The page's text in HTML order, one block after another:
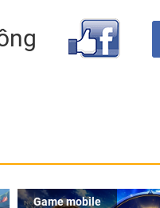
Game mobile